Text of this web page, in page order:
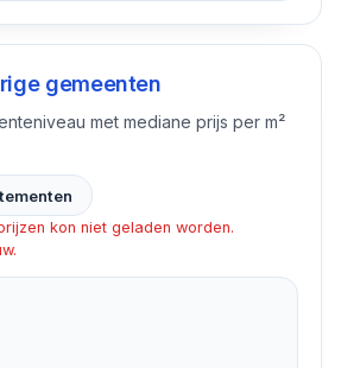
gemeenten
met mediane prijs per m²
kon niet geladen worden.